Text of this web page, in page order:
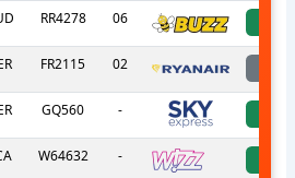
RR4278 06
FR2115 02
GQ560 -
W64632 -